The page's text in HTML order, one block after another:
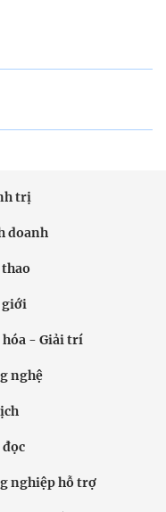
trị
doanh
giới
hóa - Giải trí
nghệ
đọc
nghiệp hỗ trợ